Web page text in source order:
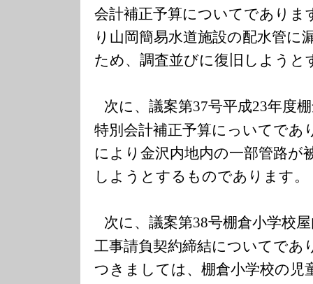
会計補正予算についてでありま
り山岡簡易水道施設の配水管に
ため、調査並びに復旧しよう
次に、議案第37号平成23年度
特別会計補正予算にっいてであ
により金沢内地内の一部管路が
しようとするものであります。
次に、議案第38号棚倉小学校
工事請負契約締結についてであ
つきましては、棚倉小学校の児